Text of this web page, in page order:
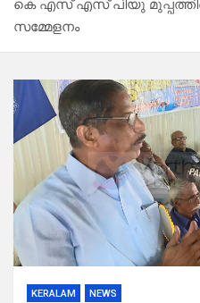
കെ എസ് എസ് പിയു
സമ്മേളനം
KERALAM NEWS